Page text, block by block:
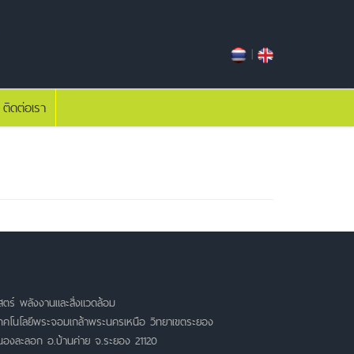
|
ติดต่อเรา
ร์ พลังงานและสิ่งแวดล้อม
โนโลยีพระจอมเกล้าพระนครเหนือ วิทยาเขตระยอง
งละลอก อ.บ้านค่าย จ.ระยอง 21120